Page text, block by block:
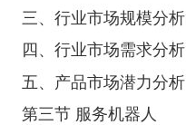
三、行业市场规模分析
四、行业市场需求分析
五、产品市场潜力分析
第三节 服务机器人